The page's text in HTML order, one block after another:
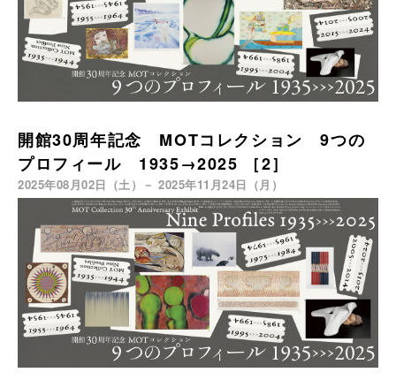
開館30周年記念 MOTコレクション 9つの
プロフィール 1935→2025 ［2］
2025年08月02日（土）－ 2025年11月24日（月）